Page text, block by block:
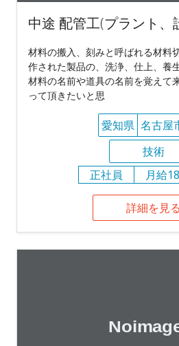
中途 配管工(プラント、
材料の搬入、刻みと呼ばれる材料
作された製品の、洗浄、仕上、養
材料の名前や道具の名前を覚えて
って頂きたいと思
愛知県 名古屋
技術
正社員
月給
詳細を見る